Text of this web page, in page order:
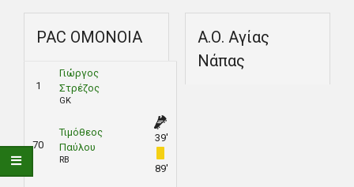
PAC ΟΜΟΝΟΙΑ
1
Γιώργος
Στρέζος
GK
70
Τιμόθεος
Παύλου
RB
39'
89'
Α.Ο. Αγίας
Νάπας